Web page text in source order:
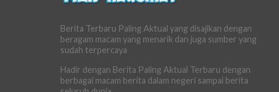
Berita Terbaru Paling Aktual yang disajikan dengan
beragam macam yang menarik dan juga sumber yang
sudah terpercaya
Hadir dengan Berita Paling Aktual Terbaru dengan
berbagai macam berita dalam negeri sampai berita